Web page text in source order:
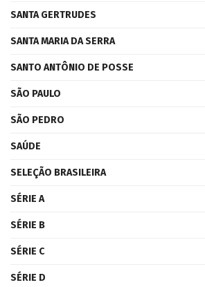
SANTA GERTRUDES
SANTA MARIA DA SERRA
SANTO ANTÔNIO DE POSSE
SÃO PAULO
SÃO PEDRO
SAÚDE
SELEÇÃO BRASILEIRA
SÉRIE A
SÉRIE B
SÉRIE C
SÉRIE D